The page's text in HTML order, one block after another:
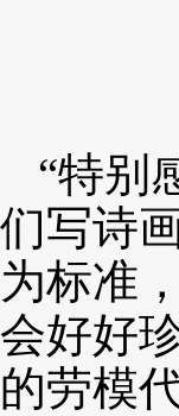
“特别
们写诗
为标准
会好好
的劳模